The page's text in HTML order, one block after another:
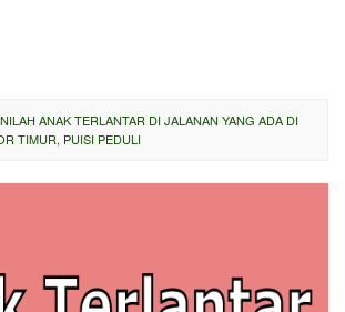
ANAK TERLANTAR DI JALANAN YANG ADA DI
TIMUR, PUISI PEDULI